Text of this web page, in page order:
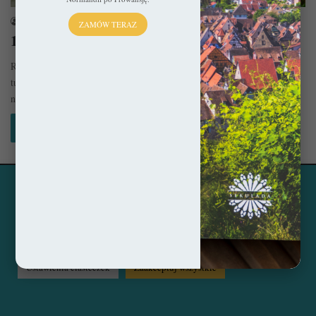
9 sierpnia 2017
10 najpiękniejszych miejsc w Rumunii
Rumunia wciąż wydaje się być mało atrakcyjnym kierunkiem
turystycznym. Przyznam, że to zaskakujące, zważywszy na fakt jej
niesamowitego bogactwa kulturowego…
© Copyright 2014 - 2026, All Rights Reserved by sekulada.com
PinterestInstagram
Ta strona korzysta z ciasteczek, aby świadczyć usługi na
najwyższym poziomie. Klikając opcję "Zaakceptuj wszystkie"
zgadzasz się na użycie wszystkich ciasteczek. Możesz również
przejść do "Ustawień Ciasteczek", aby zgodzić się tylko na
Czytaj więcej...
Ustawienia ciasteczek Zaakceptuj wszystkie
ZAMÓW TERAZ